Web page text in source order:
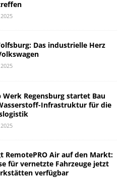
Das industrielle Herz
Werk Regensburg startet Bau
Infrastruktur für die
RemotePRO Air auf den Markt:
für vernetzte Fahrzeuge jetzt
verfügbar